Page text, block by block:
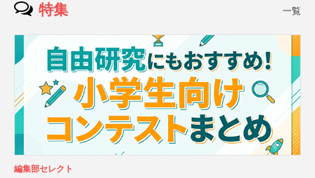
特集 一覧
編集部セレクト